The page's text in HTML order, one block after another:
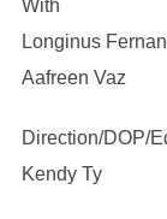
With
Longinus
Aafreen Vaz
Direction/DOP/
Kendy Ty